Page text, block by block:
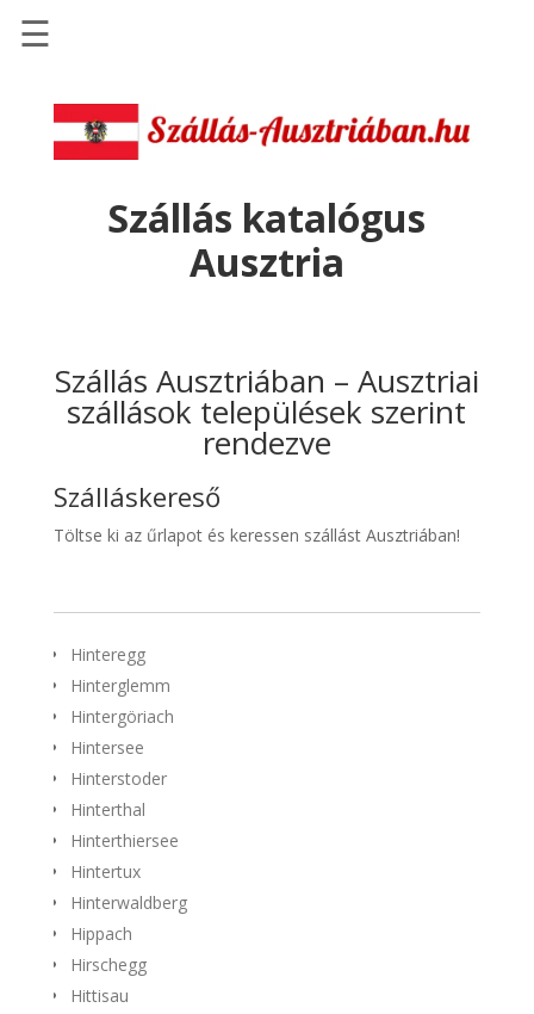
Szállások
Szállásinfo.eu
Repülőjegy
pénzvisszatérítéssel
Discover
Cars
Kiwi
Taxi
☰
Szállás katalógus
Ausztria
Szállás Ausztriában – Ausztriai
szállások települések szerint
rendezve
Szálláskereső
Töltse ki az űrlapot és keressen szállást Ausztriában!
Hinteregg
Hinterglemm
Hintergöriach
Hintersee
Hinterstoder
Hinterthal
Hinterthiersee
Hintertux
Hinterwaldberg
Hippach
Hirschegg
Hittisau